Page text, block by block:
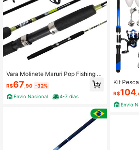
Vara Molinete Maruri Pop Fishing D
X 10-20LB 1,35 Metros 2P
R$67 ,90 -32%
Envio Nacional
4-7 dias
Kit
ia Anzol
R$104
Envio